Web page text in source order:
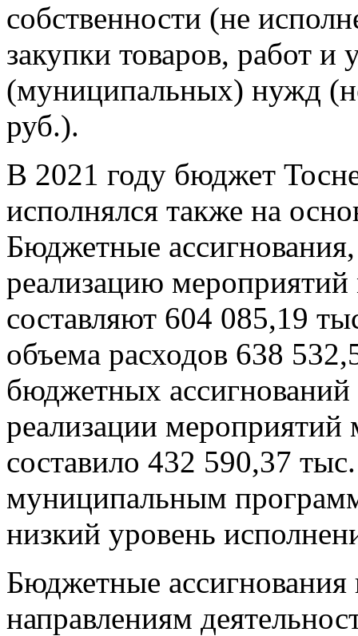
собственности (не
закупки товаров, работ и
(муниципальных) нужд
руб.).
В 2021 году бюджет
исполнялся также на
Бюджетные
реализацию
составляют 604 085,19
объема расходов 638
бюджетных
реализации
составило 432 590,37
муниципальным
низкий уровень
Бюджетные
направлениям